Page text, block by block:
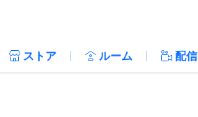
ストア ルーム 配信